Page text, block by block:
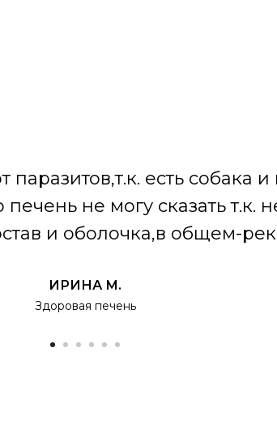
есть собака
не могу сказать т.к.
и оболочка,в общем-
ИРИНА М.
Здоровая печень